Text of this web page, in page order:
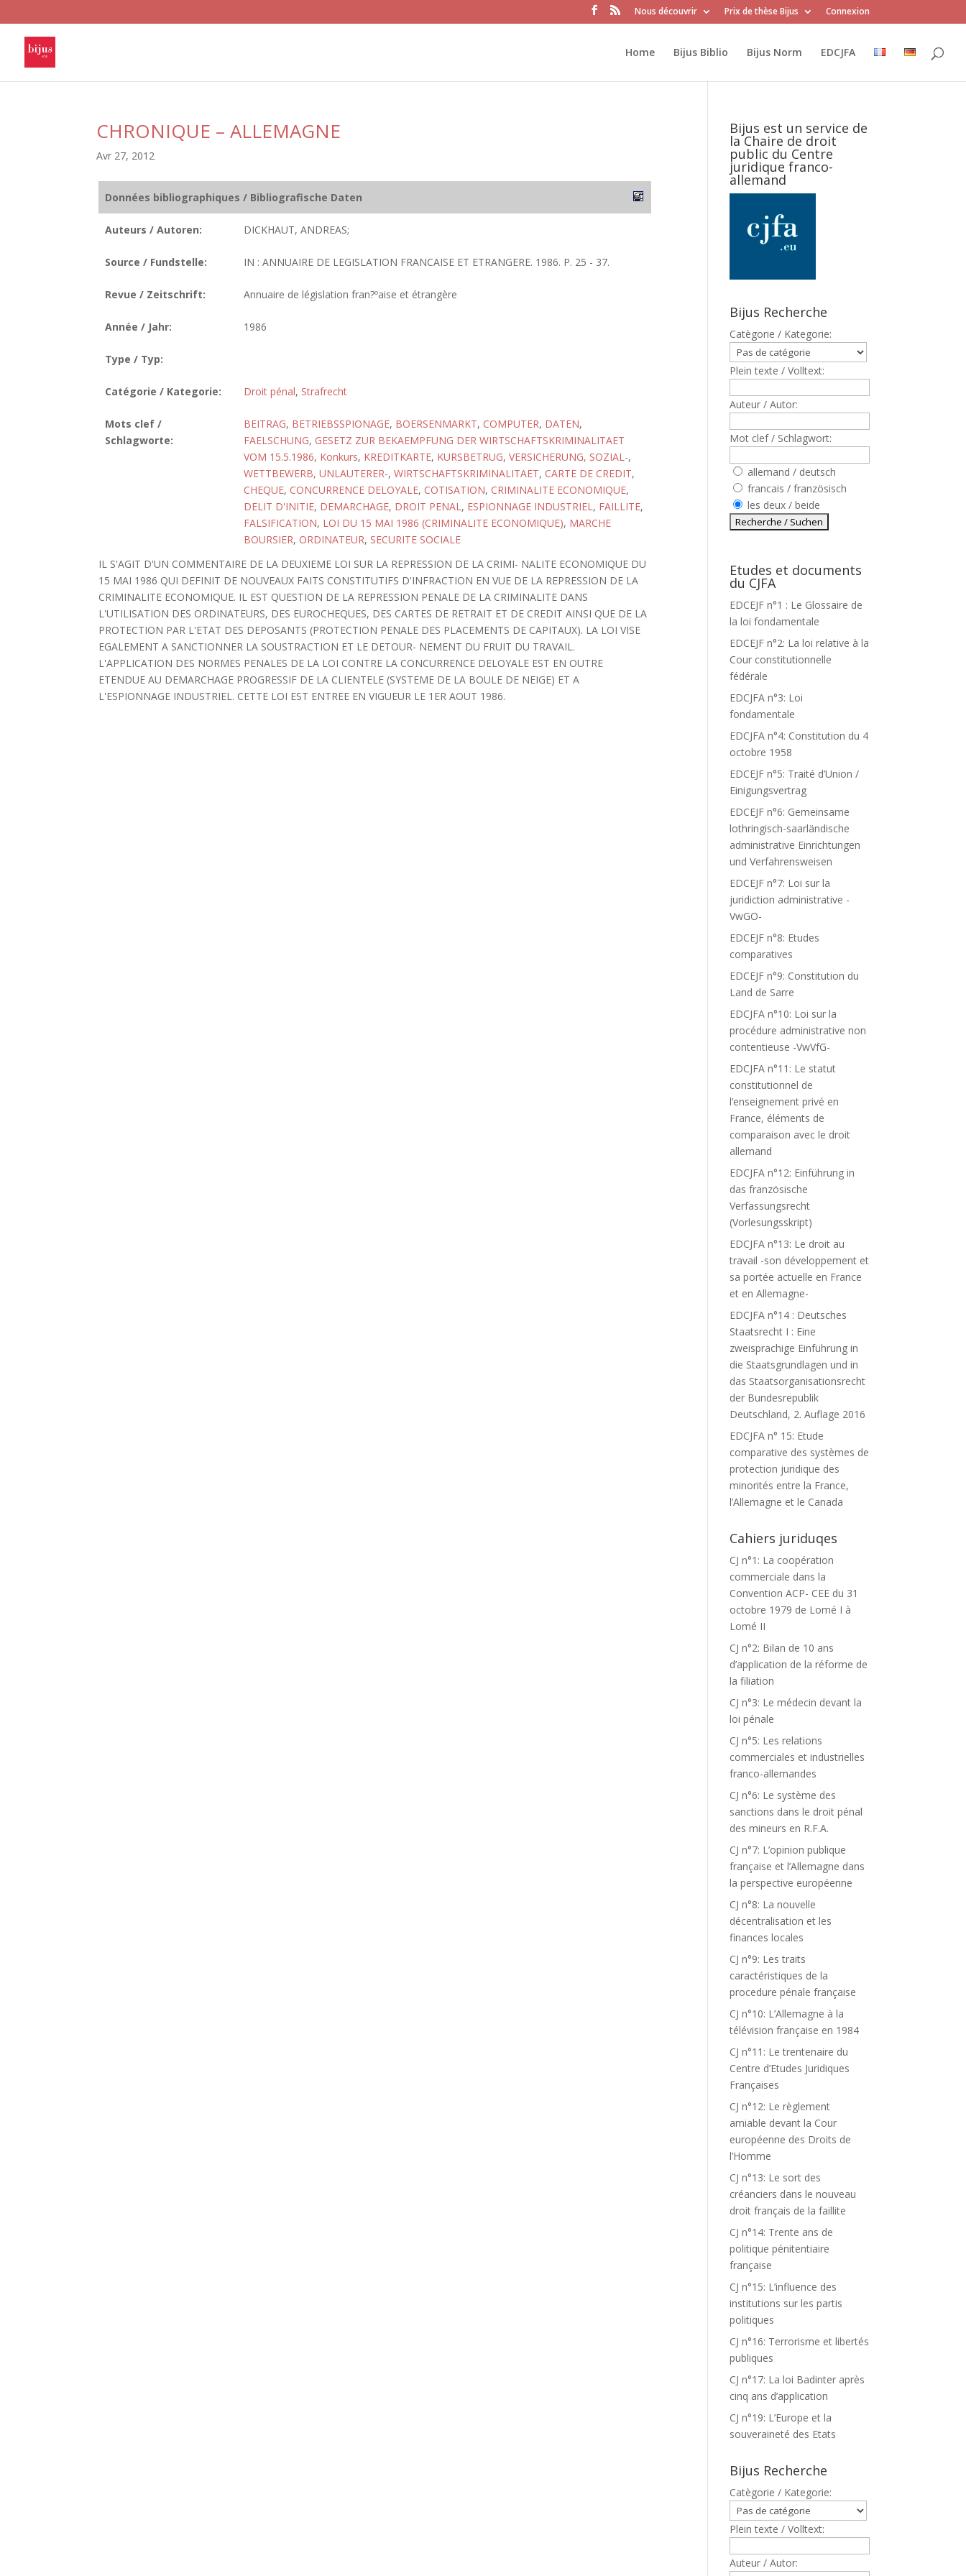
Nous découvrir Prix de thèse Bijus Connexion
Home Bijus Biblio Bijus Norm EDCJFA
CHRONIQUE – ALLEMAGNE
Avr 27, 2012
Données bibliographiques / Bibliografische Daten
Auteurs / Autoren: DICKHAUT, ANDREAS;
Source / Fundstelle: IN : ANNUAIRE DE LEGISLATION FRANCAISE ET ETRANGERE. 1986. P. 25 - 37.
Revue / Zeitschrift: Annuaire de législation fran?ºaise et étrangère
Année / Jahr: 1986
Type / Typ:
Catégorie / Kategorie: Droit pénal, Strafrecht
Mots clef /
Schlagworte:
BEITRAG, BETRIEBSSPIONAGE, BOERSENMARKT, COMPUTER, DATEN,
FAELSCHUNG, GESETZ ZUR BEKAEMPFUNG DER WIRTSCHAFTSKRIMINALITAET
VOM 15.5.1986, Konkurs, KREDITKARTE, KURSBETRUG, VERSICHERUNG, SOZIAL-,
WETTBEWERB, UNLAUTERER-, WIRTSCHAFTSKRIMINALITAET, CARTE DE CREDIT,
CHEQUE, CONCURRENCE DELOYALE, COTISATION, CRIMINALITE ECONOMIQUE,
DELIT D'INITIE, DEMARCHAGE, DROIT PENAL, ESPIONNAGE INDUSTRIEL, FAILLITE,
FALSIFICATION, LOI DU 15 MAI 1986 (CRIMINALITE ECONOMIQUE), MARCHE
BOURSIER, ORDINATEUR, SECURITE SOCIALE
IL S'AGIT D'UN COMMENTAIRE DE LA DEUXIEME LOI SUR LA REPRESSION DE LA CRIMI- NALITE ECONOMIQUE DU
15 MAI 1986 QUI DEFINIT DE NOUVEAUX FAITS CONSTITUTIFS D'INFRACTION EN VUE DE LA REPRESSION DE LA
CRIMINALITE ECONOMIQUE. IL EST QUESTION DE LA REPRESSION PENALE DE LA CRIMINALITE DANS
L'UTILISATION DES ORDINATEURS, DES EUROCHEQUES, DES CARTES DE RETRAIT ET DE CREDIT AINSI QUE DE LA
PROTECTION PAR L'ETAT DES DEPOSANTS (PROTECTION PENALE DES PLACEMENTS DE CAPITAUX). LA LOI VISE
EGALEMENT A SANCTIONNER LA SOUSTRACTION ET LE DETOUR- NEMENT DU FRUIT DU TRAVAIL.
L'APPLICATION DES NORMES PENALES DE LA LOI CONTRE LA CONCURRENCE DELOYALE EST EN OUTRE
ETENDUE AU DEMARCHAGE PROGRESSIF DE LA CLIENTELE (SYSTEME DE LA BOULE DE NEIGE) ET A
L'ESPIONNAGE INDUSTRIEL. CETTE LOI EST ENTREE EN VIGUEUR LE 1ER AOUT 1986.
Bijus est un service de
la Chaire de droit
public du Centre
juridique franco-
allemand
Bijus Recherche
Catègorie / Kategorie:
Plein texte / Volltext:
Auteur / Autor:
Mot clef / Schlagwort:
allemand / deutsch
francais / französisch
les deux / beide
Etudes et documents
du CJFA
EDCEJF n°1 : Le Glossaire de
la loi fondamentale
EDCEJF n°2: La loi relative à la
Cour constitutionnelle
fédérale
EDCJFA n°3: Loi
fondamentale
EDCJFA n°4: Constitution du 4
octobre 1958
EDCEJF n°5: Traité d’Union /
Einigungsvertrag
EDCEJF n°6: Gemeinsame
lothringisch-saarländische
administrative Einrichtungen
und Verfahrensweisen
EDCEJF n°7: Loi sur la
juridiction administrative -
VwGO-
EDCEJF n°8: Etudes
comparatives
EDCEJF n°9: Constitution du
Land de Sarre
EDCJFA n°10: Loi sur la
procédure administrative non
contentieuse -VwVfG-
EDCJFA n°11: Le statut
constitutionnel de
l’enseignement privé en
France, éléments de
comparaison avec le droit
allemand
EDCJFA n°12: Einführung in
das französische
Verfassungsrecht
(Vorlesungsskript)
EDCJFA n°13: Le droit au
travail -son développement et
sa portée actuelle en France
et en Allemagne-
EDCJFA n°14 : Deutsches
Staatsrecht I : Eine
zweisprachige Einführung in
die Staatsgrundlagen und in
das Staatsorganisationsrecht
der Bundesrepublik
Deutschland, 2. Auflage 2016
EDCJFA n° 15: Etude
comparative des systèmes de
protection juridique des
minorités entre la France,
l’Allemagne et le Canada
Cahiers juriduqes
CJ n°1: La coopération
commerciale dans la
Convention ACP- CEE du 31
octobre 1979 de Lomé I à
Lomé II
CJ n°2: Bilan de 10 ans
d’application de la réforme de
la filiation
CJ n°3: Le médecin devant la
loi pénale
CJ n°5: Les relations
commerciales et industrielles
franco-allemandes
CJ n°6: Le système des
sanctions dans le droit pénal
des mineurs en R.F.A.
CJ n°7: L’opinion publique
française et l’Allemagne dans
la perspective européenne
CJ n°8: La nouvelle
décentralisation et les
finances locales
CJ n°9: Les traits
caractéristiques de la
procedure pénale française
CJ n°10: L’Allemagne à la
télévision française en 1984
CJ n°11: Le trentenaire du
Centre d’Etudes Juridiques
Françaises
CJ n°12: Le règlement
amiable devant la Cour
européenne des Droits de
l’Homme
CJ n°13: Le sort des
créanciers dans le nouveau
droit français de la faillite
CJ n°14: Trente ans de
politique pénitentiaire
française
CJ n°15: L’influence des
institutions sur les partis
politiques
CJ n°16: Terrorisme et libertés
publiques
CJ n°17: La loi Badinter après
cinq ans d’application
CJ n°19: L’Europe et la
souveraineté des Etats
Bijus Recherche
Catègorie / Kategorie:
Plein texte / Volltext:
Auteur / Autor: